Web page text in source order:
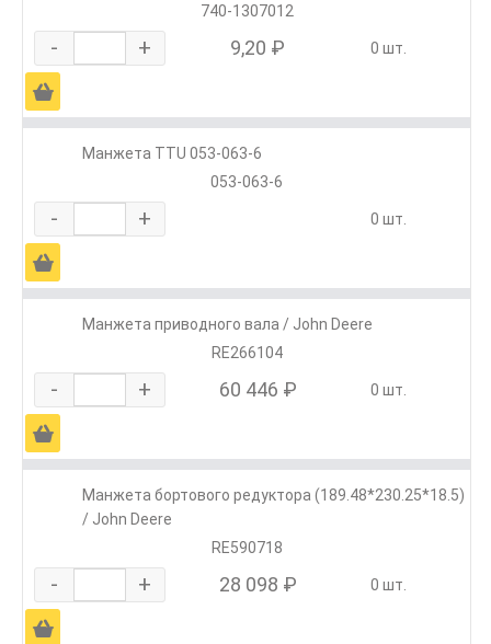
740-1307012
- + 9,20 ₽ 0 шт.
Ä
Манжета TTU 053-063-6
053-063-6
- + 0 шт.
Ä
Манжета приводного вала / John Deere
RE266104
- + 60 446 ₽ 0 шт.
Ä
Манжета бортового редуктора (189.48*230.25*18.5)
/ John Deere
RE590718
- + 28 098 ₽ 0 шт.
Ä